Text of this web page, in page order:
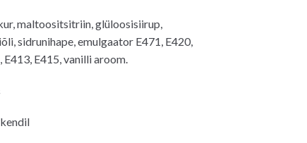
maltoositsitriin, glüloosisiirup,
sidrunihape, emulgaator E471, E420,
E413, E415, vanilli aroom.